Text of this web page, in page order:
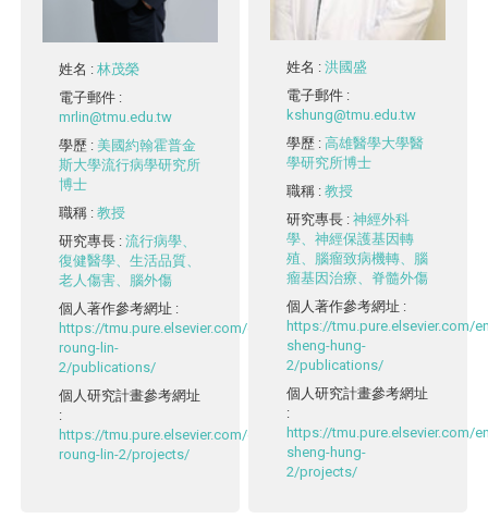
姓名 :林茂榮
電子郵件 :
mrlin@tmu.edu.tw
學歷 : 美國約翰霍普金
斯大學流行病學研究所
博士
職稱 :教授
研究專長 :流行病學、
復健醫學、生活品質、
老人傷害、腦外傷
個人著作參考網址 :
https://tmu.pure.elsevier.com/en/persons/mau-
roung-lin-
2/publications/
個人研究計畫參考網址
:
https://tmu.pure.elsevier.com/en/persons/mau-
roung-lin-2/projects/
姓名 :洪國盛
電子郵件 :
kshung@tmu.edu.tw
學歷 :高雄醫學大學醫
學研究所博士
職稱 :教授
研究專長 :神經外科
學、神經保護基因轉
殖、腦瘤致病機轉、腦
瘤基因治療、脊髓外傷
個人著作參考網址 :
https://tmu.pure.elsevier.com/
sheng-hung-
2/publications/
個人研究計畫參考網址
:
https://tmu.pure.elsevier.com/
sheng-hung-
2/projects/